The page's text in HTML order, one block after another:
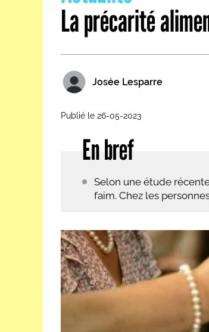
Les métiers
La précarité
Josée Lesparre
Publié le 26-05-2023
En bref
Selon une étude
faim. Chez les